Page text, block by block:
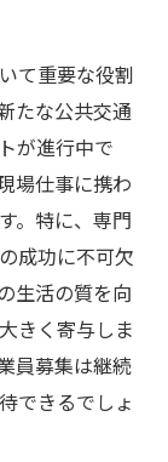
て重要な役割
たな公共交通
が進行中で
場仕事に携わ
。特に、専門
成功に不可欠
生活の質を向
きく寄与しま
員募集は継続
できるでしょ